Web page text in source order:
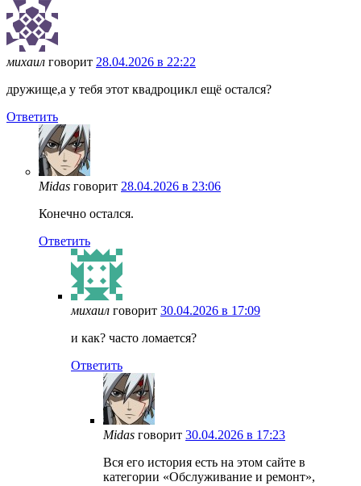
михаил говорит 28.04.2026 в 22:22
дружище,а у тебя этот квадроцикл ещё остался?
Ответить
Midas говорит 28.04.2026 в 23:06
Конечно остался.
Ответить
михаил говорит 30.04.2026 в 17:09
и как? часто ломается?
Ответить
Midas говорит 30.04.2026 в 17:23
Вся его история есть на этом сайте в
категории «Обслуживание и ремонт»,